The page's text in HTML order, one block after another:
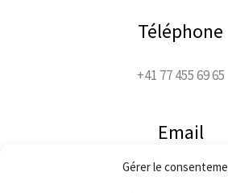
Gérer le
Téléphone
+41 77 455 69 65
Email